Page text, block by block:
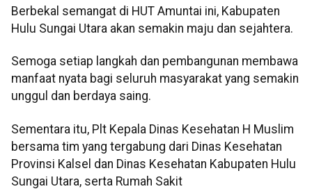
Berbekal semangat di HUT Amuntai ini, Kabupaten
Hulu Sungai Utara akan semakin maju dan sejahtera.
Semoga setiap langkah dan pembangunan membawa
manfaat nyata bagi seluruh masyarakat yang semakin
unggul dan berdaya saing.
Sementara itu, Plt Kepala Dinas Kesehatan H Muslim
bersama tim yang tergabung dari Dinas Kesehatan
Provinsi Kalsel dan Dinas Kesehatan Kabupaten Hulu
Sungai Utara, serta Rumah Sakit